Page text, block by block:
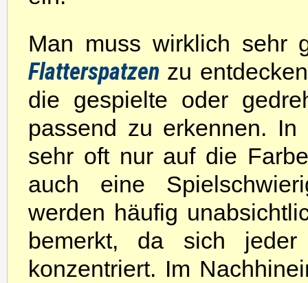
Man muss wirklich sehr
Flatterspatzen zu
die gespielte oder
passend zu erkennen.
sehr oft nur auf die
auch eine
werden häufig
bemerkt, da sich
konzentriert. Im